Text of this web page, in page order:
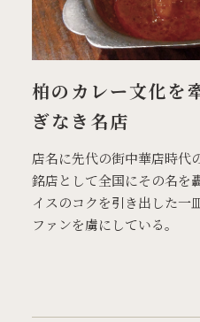
柏のカレー文化を
ぎなき名店
店名に先代の街中華店時代
銘店として全国にその名を
イスのコクを引き出した一
ファンを虜にしている。